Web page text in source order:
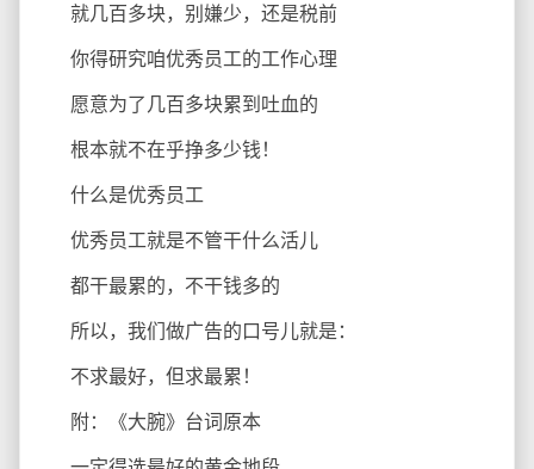
就几百多块，别嫌少，还是税前
你得研究咱优秀员工的工作心理
愿意为了几百多块累到吐血的
根本就不在乎挣多少钱！
什么是优秀员工
优秀员工就是不管干什么活儿
都干最累的，不干钱多的
所以，我们做广告的口号儿就是：
不求最好，但求最累！
附：《大腕》台词原本